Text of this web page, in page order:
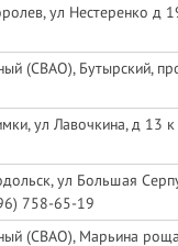
ул Нестеренко д
(СВАО), Бутырский,
ул Лавочкина, д 13 к
ул Большая
758-65-19
(СВАО), Марьина